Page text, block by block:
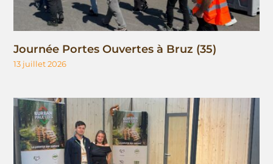
Journée Portes Ouvertes à Bruz (35)
13 juillet 2026